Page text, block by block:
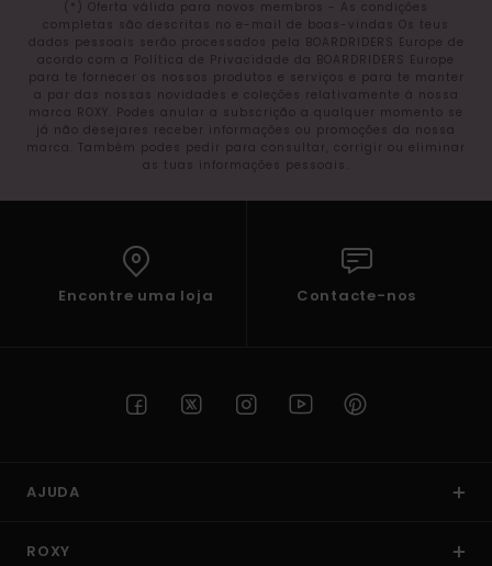
(*) Oferta válida para novos membros - As condições
completas são descritas no e-mail de boas-vindas Os teus
dados pessoais serão processados pela BOARDRIDERS Europe de
acordo com a Política de Privacidade da BOARDRIDERS Europe
para te fornecer os nossos produtos e serviços e para te manter
a par das nossas novidades e coleções relativamente à nossa
marca ROXY. Podes anular a subscrição a qualquer momento se
já não desejares receber informações ou promoções da nossa
marca. Também podes pedir para consultar, corrigir ou eliminar
as tuas informações pessoais.
Encontre uma loja Contacte-nos
AJUDA
ROXY